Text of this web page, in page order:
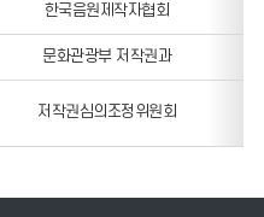
한국음원제작자협회
문화관광부 저작권과
저작권심의조정위원회